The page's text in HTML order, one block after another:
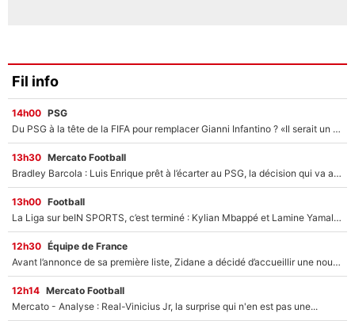
Fil info
14h00 PSG
Du PSG à la tête de la FIFA pour remplacer Gianni Infantino ? «Il serait un mauvais président», le patron de la Liga s'attaque à Nasser Al-Khelaïfi !
13h30 Mercato Football
Bradley Barcola : Luis Enrique prêt à l’écarter au PSG, la décision qui va accélérer son transfert à Liverpool ?
13h00 Football
La Liga sur beIN SPORTS, c’est terminé : Kylian Mbappé et Lamine Yamal changent de chaîne, «le moment était venu d'ouvrir un nouveau chapitre»
12h30 Équipe de France
Avant l’annonce de sa première liste, Zidane a décidé d’accueillir une nouvelle tête en équipe de France
12h14 Mercato Football
Mercato - Analyse : Real-Vinicius Jr, la surprise qui n'en est pas une...